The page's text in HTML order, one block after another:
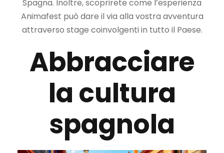
Spagna. Inoltre, scoprirete come l’esperienza
Animafest può dare il via alla vostra avventura
attraverso stage coinvolgenti in tutto il Paese.
Abbracciare
la cultura
spagnola